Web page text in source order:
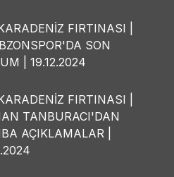
FIRTINASI |
SON
| 19.12.2024
FIRTINASI |
TANBURACI'DAN
AÇIKLAMALAR |